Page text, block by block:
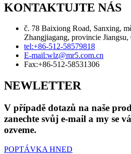
KONTAKTUJTE NÁS
č. 78 Baixiong Road, Sanxing,
Zhangjiagang, provincie Jiangsu,
tel:+86-512-58579818
E-mail:wlz@mr5.com.cn
Fax:+86-512-58531306
NEWLETTER
V případě dotazů na naše
zanechte svůj e-mail a my se
ozveme.
POPTÁVKA HNED